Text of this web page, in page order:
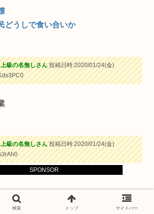
SPONSOR
どうしで食い合いか
級の名無しさん投稿日時:2020/01/24(金)
級の名無しさん投稿日時:2020/01/24(金)
みたいな無能が辞めないんだ？
検索 トップ サイドバー